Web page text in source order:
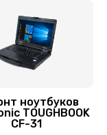
ноутбуков
TOUGHBOOK
CF-31